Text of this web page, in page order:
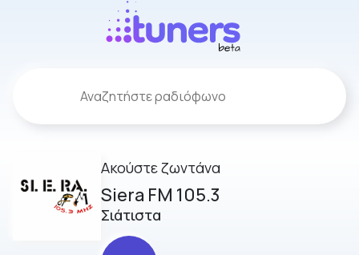
Ακούστε ζωντάνα
Siera FM 105.3
Σιάτιστα